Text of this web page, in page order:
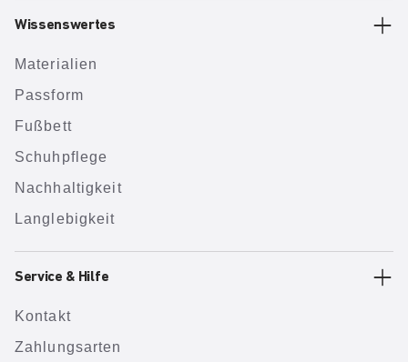
Wissenswertes
Materialien
Passform
Fußbett
Schuhpflege
Nachhaltigkeit
Langlebigkeit
Service & Hilfe
Kontakt
Zahlungsarten